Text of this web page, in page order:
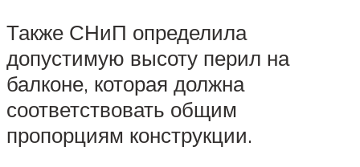
Также СНиП определила
допустимую высоту перил на
балконе, которая должна
соответствовать общим
пропорциям конструкции.